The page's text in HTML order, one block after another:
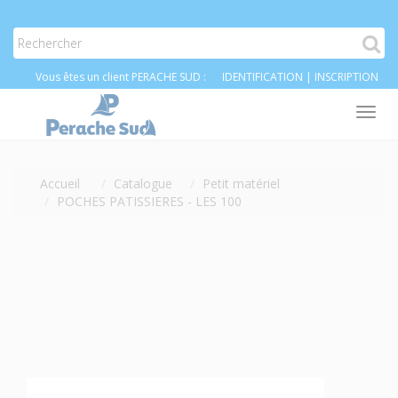
Vous êtes un client PERACHE SUD : IDENTIFICATION | INSCRIPTION
Accueil Catalogue
Petit matériel
POCHES PATISSIERES - LES 100